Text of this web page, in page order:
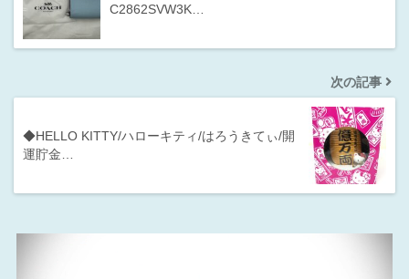
C2862SVW3K…
次の記事
◆HELLO KITTY/ハローキティ/はろうきてぃ/開
運貯金…